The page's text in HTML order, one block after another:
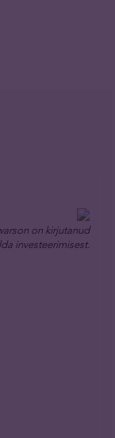
on kirjutanud
investeerimisest.